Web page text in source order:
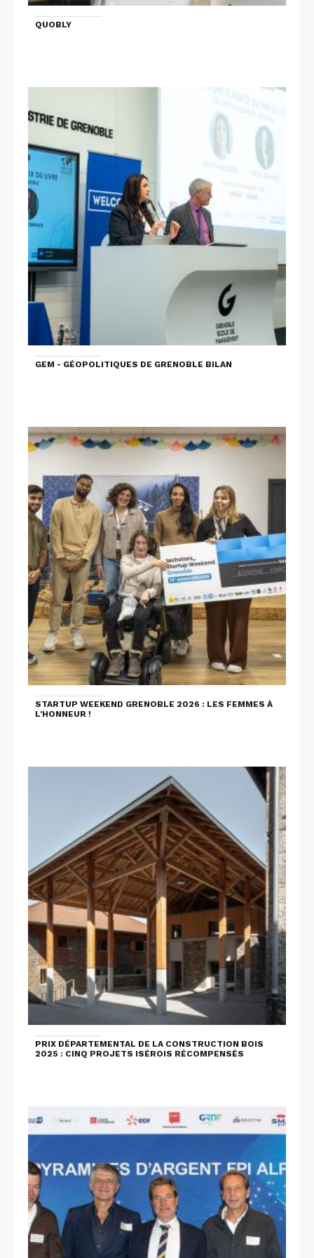
QUOBLY
GEM - GÉOPOLITIQUES DE GRENOBLE BILAN
STARTUP WEEKEND GRENOBLE 2026 : LES FEMMES À
L'HONNEUR !
PRIX DÉPARTEMENTAL DE LA CONSTRUCTION BOIS
2025 : CINQ PROJETS ISÉROIS RÉCOMPENSÉS